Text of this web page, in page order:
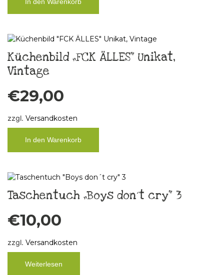
Küchenbild „FCK ÄLLES“ Unikat,
Vintage
€29,00
zzgl. Versandkosten
In den Warenkorb
Taschentuch „Boys don´t cry“ 3
€10,00
zzgl. Versandkosten
Weiterlesen